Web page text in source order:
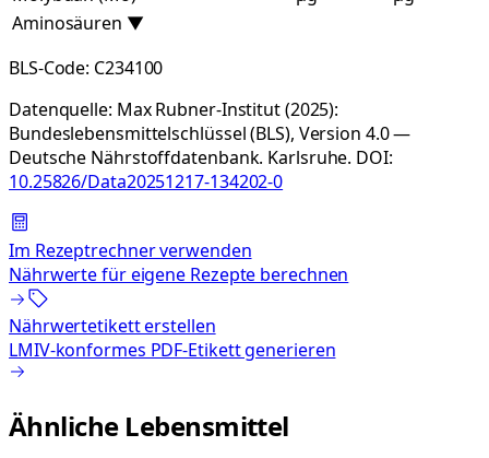
Aminosäuren ▼
BLS-Code: C234100
Datenquelle: Max Rubner-Institut (2025):
Bundeslebensmittelschlüssel (BLS), Version 4.0 —
Deutsche Nährstoffdatenbank. Karlsruhe. DOI:
10.25826/Data20251217-134202-0
Im Rezeptrechner verwenden
Nährwerte für eigene Rezepte berechnen
Nährwertetikett erstellen
LMIV-konformes PDF-Etikett generieren
Ähnliche Lebensmittel